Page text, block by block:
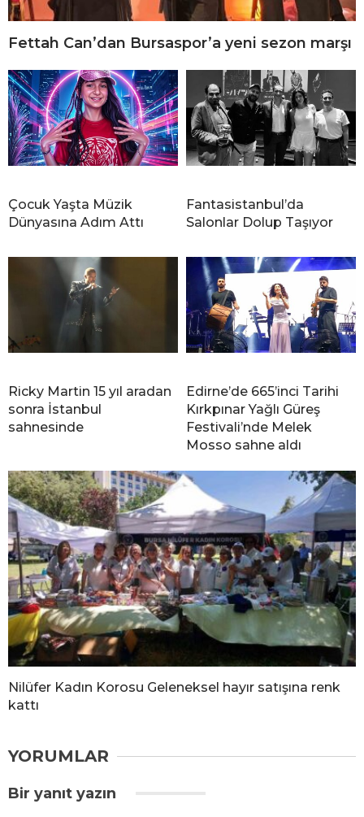
Fettah Can’dan Bursaspor’a yeni sezon marşı
Çocuk Yaşta Müzik
Dünyasına Adım Attı
Fantasistanbul’da
Salonlar Dolup Taşıyor
Ricky Martin 15 yıl aradan
sonra İstanbul
sahnesinde
Edirne’de 665’inci Tarihi
Kırkpınar Yağlı Güreş
Festivali’nde Melek
Mosso sahne aldı
Nilüfer Kadın Korosu Geleneksel hayır satışına renk
kattı
YORUMLAR
Bir yanıt yazın